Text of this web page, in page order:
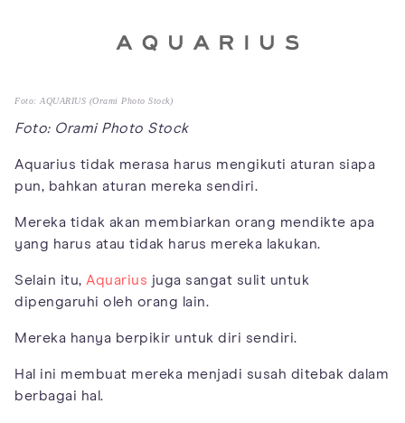
Foto: AQUARIUS (Orami Photo Stock)
Foto: Orami Photo Stock
Aquarius tidak merasa harus mengikuti aturan siapa
pun, bahkan aturan mereka sendiri.
Mereka tidak akan membiarkan orang mendikte apa
yang harus atau tidak harus mereka lakukan.
Selain itu, Aquarius juga sangat sulit untuk
dipengaruhi oleh orang lain.
Mereka hanya berpikir untuk diri sendiri.
Hal ini membuat mereka menjadi susah ditebak dalam
berbagai hal.